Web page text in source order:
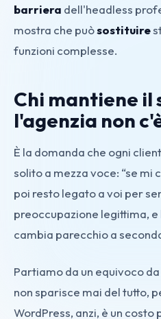
barriera dell'headless
mostra che puòsostituire
funzioni complesse.
Chi mantiene il
l'agenzia non
È la domanda che ogni
solito a mezza voce: “se mi
poi resto legato a voi per
preoccupazione legittima,
cambia parecchio a
Partiamo da un equivoco
non sparisce mai del tutto,
WordPress, anzi, è un